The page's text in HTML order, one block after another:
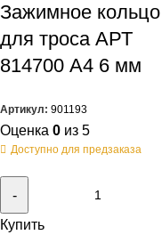
Зажимное кольцо
для троса АРТ
814700 А4 6 мм
Артикул: 901193
Оценка 0 из 5
Доступно для предзаказа
Купить